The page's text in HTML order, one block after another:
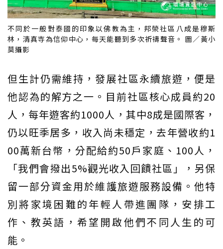
不同於一般對泰國的印象以佛教為主，邦榮社區八成是穆斯
林，清真寺為信仰中心，每天能聽到多次祈禱聲音。 圖／黃小
莫攝影
但生計仍需維持，發展社區永續旅遊，便是
他認為的解方之一。目前社區核心成員約20
人，每年遊客約1000人，其中8成是國際客，
仍以旺季居多，收入尚未穩定，去年營收約1
00萬新台幣，分配給約50戶家庭、100人，
「我們會撥出5%觀光收入回饋社區」，另保
留一部分資金用於維護旅遊服務設備。他特
別將家境困難的年輕人帶進團隊，安排工
作、教英語，希望開啟他們不同人生的可
能。